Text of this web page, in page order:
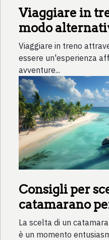
Viaggiare in
modo
scoprire
Viaggiare in treno
essere un'esperienza
avventure...
Consigli per
catamarano
una vacanza
La scelta di un
è un momento